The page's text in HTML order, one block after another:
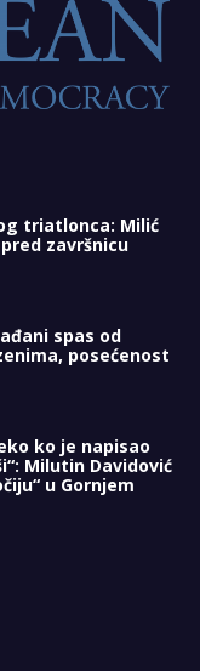
triatlonca: Milić
završnicu
spas od
posećenost
ko je napisao
Milutin Davidović
u Gornjem